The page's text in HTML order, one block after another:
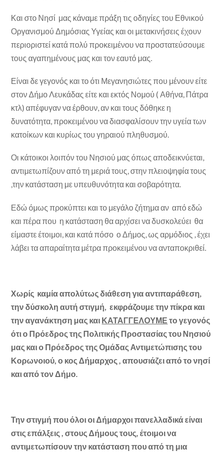
Και στο Νησί μας κάναμε πράξη τις οδηγίες του Εθνικού
Οργανισμού Δημόσιας Υγείας και οι μετακινήσεις έχουν
περιοριστεί κατά πολύ προκειμένου να προστατεύσουμε
τους αγαπημένους μας και τον εαυτό μας.
Είναι δε γεγονός και το ότι Μεγανησιώτες που μένουν είτε
στον Δήμο Λευκάδας είτε και εκτός Νομού ( Αθήνα, Πάτρα
κτλ) απέφυγαν να έρθουν, αν και τους δόθηκε η
δυνατότητα, προκειμένου να διασφαλίσουν την υγεία των
κατοίκων και κυρίως του γηραιού πληθυσμού.
Οι κάτοικοι λοιπόν του Νησιού μας όπως αποδεικνύεται,
αντιμετωπίζουν από τη μεριά τους, στην πλειοψηφία τους
,την κατάσταση με υπευθυνότητα και σοβαρότητα.
Εδώ όμως προκύπτει και το μεγάλο ζήτημα αν από εδώ
και πέρα που η κατάσταση θα αρχίσει να δυσκολεύει θα
είμαστε έτοιμοι, και κατά πόσο ο Δήμος, ως αρμόδιος , έχει
λάβει τα απαραίτητα μέτρα προκειμένου να ανταποκριθεί.
Χωρίς καμία απολύτως διάθεση για αντιπαράθεση,
την δύσκολη αυτή στιγμή, εκφράζουμε την πίκρα και
την αγανάκτηση μας και ΚΑΤΑΓΓΕΛΟΥΜΕ το γεγονός
ότι ο Πρόεδρος της Πολιτικής Προστασίας του Νησιού
μας και ο Πρόεδρος της Ομάδας Αντιμετώπισης του
Κορωνοιού, ο κος Δήμαρχος , απουσιάζει από το νησί
και από τον Δήμο.
Την στιγμή που όλοι οι Δήμαρχοι πανελλαδικά είναι
στις επάλξεις , στους Δήμους τους, έτοιμοι να
αντιμετωπίσουν την κατάσταση που από τη μια